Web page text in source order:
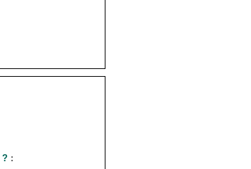
? :